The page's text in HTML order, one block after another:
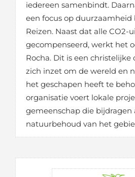
iedereen samenbindt.
een focus op
Reizen. Naast dat alle CO2-
gecompenseerd, werkt het
Rocha. Dit is een christelijke
zich inzet om de wereld en
het geschapen heeft te
organisatie voert lokale
gemeenschap die bijdragen
natuurbehoud van het